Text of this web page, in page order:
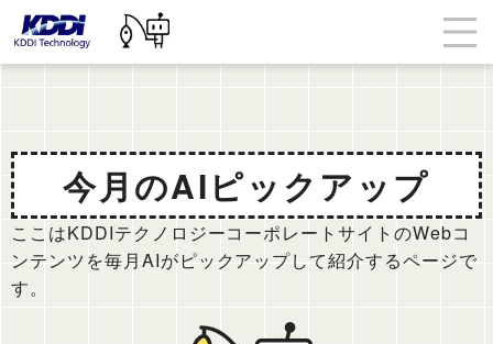
今月のAIピックアップ
ここはKDDIテクノロジーコーポレートサイトのWebコ
ンテンツを毎月AIがピックアップして紹介するページで
す。